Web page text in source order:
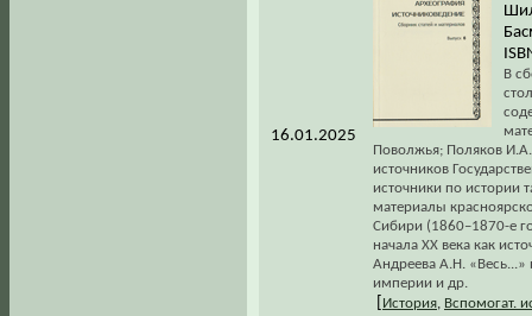
16.01.2025
В
Поволжья; Поляков
источников
источники по истории
материалы
Сибири (1860–1870-е
начала XX века как
Андреева А.Н. «Весь...»
империи и др.
История, Вспомогат.